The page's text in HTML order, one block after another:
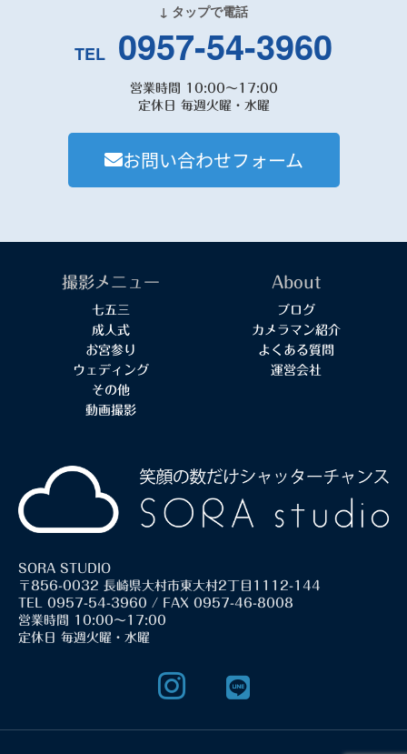
↓ タップで電話
TEL 0957-54-3960
営業時間 10:00～17:00
定休日 毎週火曜・水曜
お問い合わせフォーム
撮影メニュー
七五三
成人式
お宮参り
ウェディング
その他
動画撮影
About
ブログ
カメラマン紹介
よくある質問
運営会社
SORA STUDIO
〒856-0032 長崎県大村市東大村2丁目1112-144
TEL 0957-54-3960 / FAX 0957-46-8008
営業時間 10:00～17:00
定休日 毎週火曜・水曜